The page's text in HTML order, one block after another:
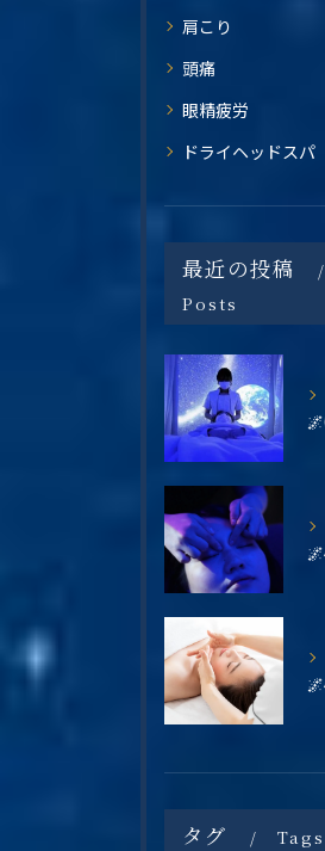
肩こり
頭痛
眼精疲労
ドライヘッドスパ
最近の投稿
Posts
タグ Tags